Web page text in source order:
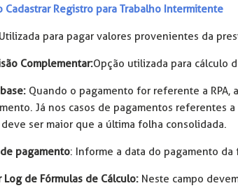
Cadastrar Registro para Trabalho Intermitente
Utilizada para pagar valores provenientes da
Complementar:Opção utilizada para cálculo
Quando o pagamento for referente a RPA,
Já nos casos de pagamentos referentes
deve ser maior que a última folha consolidada.
pagamento: Informe a data do pagamento
Log de Fórmulas de Cálculo: Neste campo